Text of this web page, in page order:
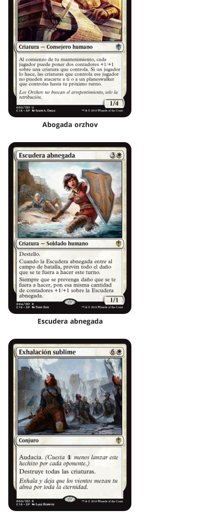
Abogada orzhov
Escudera abnegada